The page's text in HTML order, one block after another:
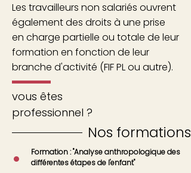
Les travailleurs non salariés ouvrent
également des droits à une prise
en charge partielle ou totale de leur
formation en fonction de leur
branche d'activité (FIF PL ou autre).
vous êtes
professionnel ?
Nos formations
Formation : "Analyse anthropologique des
différentes étapes de l'enfant"
•